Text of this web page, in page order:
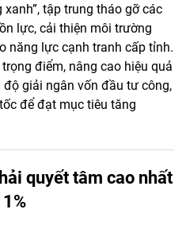
tập trung tháo gỡ các
lực, cải thiện môi trường
năng lực cạnh tranh cấp tỉnh.
điểm, nâng cao hiệu quả
giải ngân vốn đầu tư công,
để đạt mục tiêu tăng
quyết tâm cao nhất